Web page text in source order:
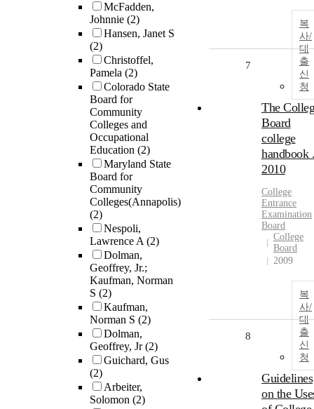
McFadden,
Johnnie (2)
Hansen, Janet S
(2)
Christoffel,
Pamela (2)
Colorado State
Board for
Community
Colleges and
Occupational
Education (2)
Maryland State
Board for
Community
Colleges(Annapolis)
(2)
Nespoli,
Lawrence A(2)
Dolman,
Geoffrey, Jr.;
Kaufman, Norman
S (2)
Kaufman,
Norman S (2)
Dolman,
Geoffrey, Jr(2)
Guichard, Gus
(2)
Arbeiter,
Solomon (2)
복
사/
대
출
신
청
7
The
Board
college
handbook .
2010
College
Entrance
Examination
Board
College
Board
2009
복
사/
대
출
신
청
8
Guidelines
on the